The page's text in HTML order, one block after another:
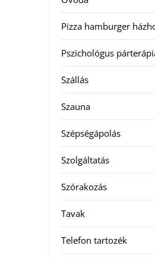
Pizza hamburger
Pszichológus
Szállás
Szauna
Szépségápolás
Szolgáltatás
Szórakozás
Tavak
Telefon tartozék